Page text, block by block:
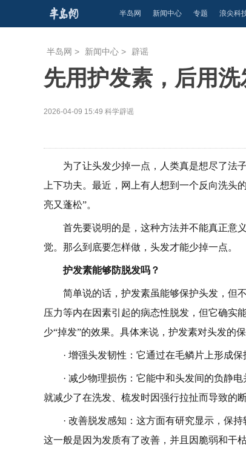
半岛网 新闻中心 专题 浪尖科
半岛网 > 新闻中心 > 辟谣
先用护发素，后用
2026-04-09 15:49 科学辟谣
为了让头发少掉一点，人类真是想尽了法
上下功夫。最近，网上有人想到一个反向洗
亮又蓬松”。
首先要说明的是，这种方法并不能真正意
觉。那么到底要怎样做，头发才能少掉一点。
护发素能够防脱发吗？
简单说的话，护发素虽能够保护头发，但
压力等内在因素引起的病态性脱发，但它确实
少“掉发”的效果。具体来说，护发素对头发的
· 增强头发韧性：它通过在毛鳞片上形成
· 减少物理损伤：它能中和头发间的负静
就减少了在洗发、梳发时因强行拉扯而导致的
· 改善脱发感知：这方面有研究显示，保
这一般是因为发质有了改善，并且因脆弱和干